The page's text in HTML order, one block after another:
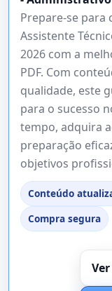
Prepare-se para
Assistente
2026 com a
PDF. Com
qualidade, este
para o sucesso
tempo, adquira
preparação
objetivos
Conteúdo
Compra segura